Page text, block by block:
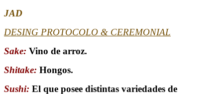
JAD
DESING PROTOCOLO & CEREMONIAL
Sake: Vino de arroz.
Shitake: Hongos.
Sushi: El que posee distintas variedades de